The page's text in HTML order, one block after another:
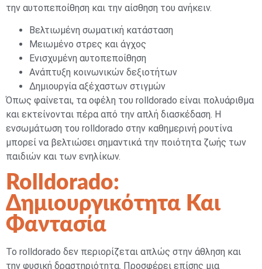
την αυτοπεποίθηση και την αίσθηση του ανήκειν.
Βελτιωμένη σωματική κατάσταση
Μειωμένο στρες και άγχος
Ενισχυμένη αυτοπεποίθηση
Ανάπτυξη κοινωνικών δεξιοτήτων
Δημιουργία αξέχαστων στιγμών
Όπως φαίνεται, τα οφέλη του rolldorado είναι πολυάριθμα
και εκτείνονται πέρα από την απλή διασκέδαση. Η
ενσωμάτωση του rolldorado στην καθημερινή ρουτίνα
μπορεί να βελτιώσει σημαντικά την ποιότητα ζωής των
παιδιών και των ενηλίκων.
Rolldorado:
Δημιουργικότητα Και
Φαντασία
Το rolldorado δεν περιορίζεται απλώς στην άθληση και
την φυσική δραστηριότητα. Προσφέρει επίσης μια